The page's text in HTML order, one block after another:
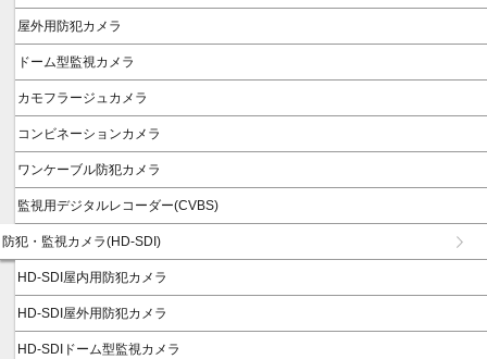
屋外用防犯カメラ
ドーム型監視カメラ
カモフラージュカメラ
コンビネーションカメラ
ワンケーブル防犯カメラ
監視用デジタルレコーダー(CVBS)
防犯・監視カメラ(HD-SDI)
HD-SDI屋内用防犯カメラ
HD-SDI屋外用防犯カメラ
HD-SDIドーム型監視カメラ